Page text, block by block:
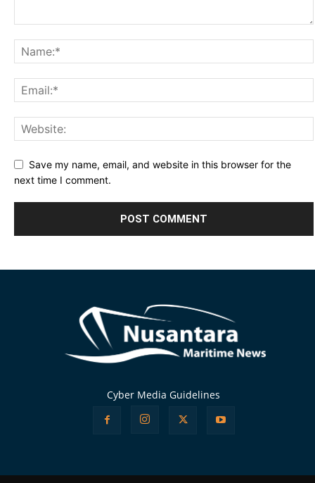
Save my name, email, and website in this browser for the
next time I comment.
Cyber Media Guidelines